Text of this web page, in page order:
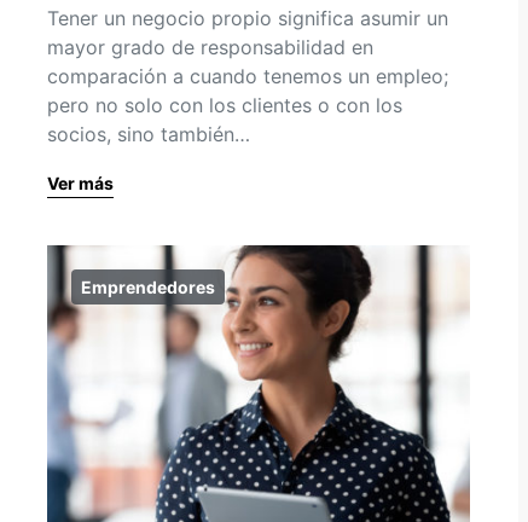
Tener un negocio propio significa asumir un
mayor grado de responsabilidad en
comparación a cuando tenemos un empleo;
pero no solo con los clientes o con los
socios, sino también…
Ver más
Emprendedores